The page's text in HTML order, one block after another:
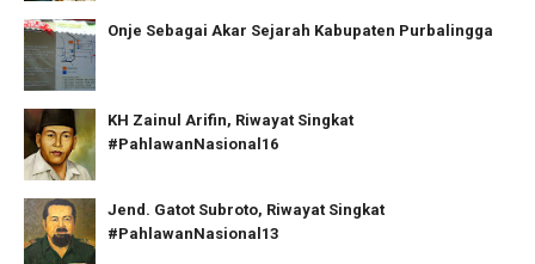
Onje Sebagai Akar Sejarah Kabupaten Purbalingga
KH Zainul Arifin, Riwayat Singkat
#PahlawanNasional16
Jend. Gatot Subroto, Riwayat Singkat
#PahlawanNasional13